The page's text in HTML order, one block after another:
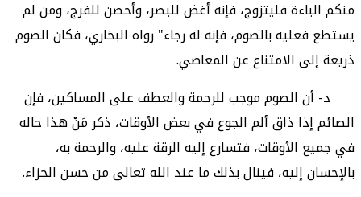
منكم الباءة فليتزوج، فإنه أغض للبصر، وأحصن للفرج، ومن لم
يستطع فعليه بالصوم، فإنه له رجاء" رواه البخاري، فكان الصوم
ذريعة إلى الامتناع عن المعاصي.
د- أن الصوم موجب للرحمة والعطف على المساكين، فإن
الصائم إذا ذاق ألم الجوع في بعض الأوقات، ذكر مَنْ هذا حاله
في جميع الأوقات، فتسارع إليه الرقة عليه، والرحمة به،
بالإحسان إليه، فينال بذلك ما عند الله تعالى من حسن الجزاء.